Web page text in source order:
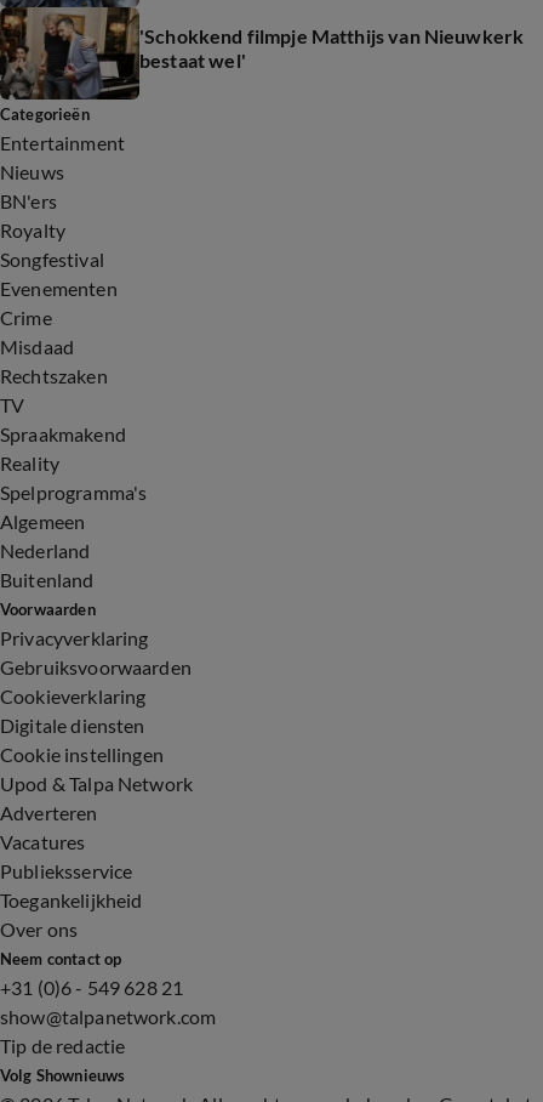
'Schokkend filmpje Matthijs van Nieuwkerk
bestaat wel'
Categorieën
Entertainment
Nieuws
BN'ers
Royalty
Songfestival
Evenementen
Crime
Misdaad
Rechtszaken
TV
Spraakmakend
Reality
Spelprogramma's
Algemeen
Nederland
Buitenland
Voorwaarden
Privacyverklaring
Gebruiksvoorwaarden
Cookieverklaring
Digitale diensten
Cookie instellingen
Upod & Talpa Network
Adverteren
Vacatures
Publieksservice
Toegankelijkheid
Over ons
Neem contact op
+31 (0)6 - 549 628 21
show@talpanetwork.com
Tip de redactie
Volg Shownieuws